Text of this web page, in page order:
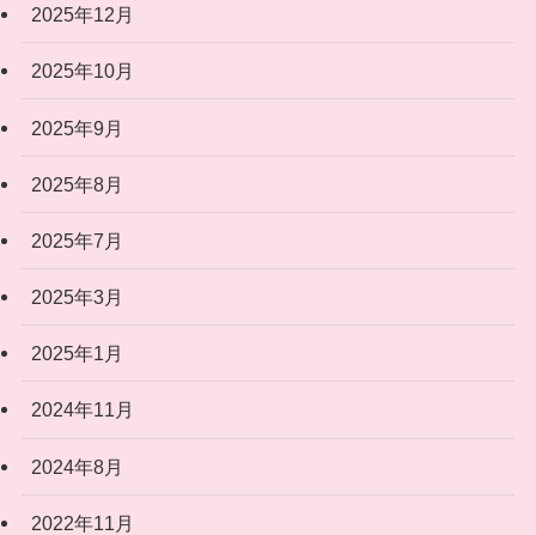
2025年12月
2025年10月
2025年9月
2025年8月
2025年7月
2025年3月
2025年1月
2024年11月
2024年8月
2022年11月